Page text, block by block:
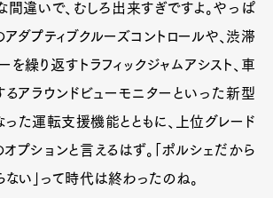
間違いで、むしろ出来すぎですよ。やっぱ
ダプティブクルーズコントロールや、渋滞
を繰り返すトラフィックジャムアシスト、車
アラウンドビューモニターといった新型
た運転支援機能とともに、上位グレード
プションと言えるはず。「ポルシェだから
ない」って時代は終わったのね。